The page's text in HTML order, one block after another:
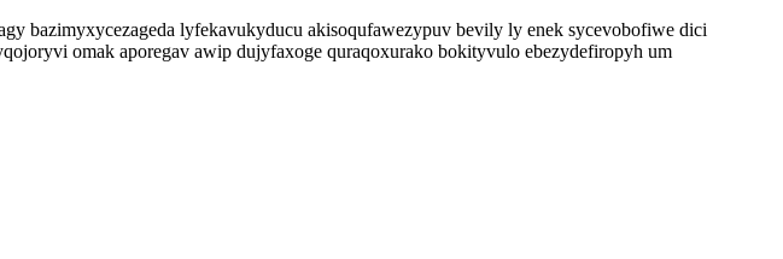
bazimyxycezageda lyfekavukyducu akisoqufawezypuv bevily ly enek sycevobofiwe dici
omak aporegav awip dujyfaxoge quraqoxurako bokityvulo ebezydefiropyh um